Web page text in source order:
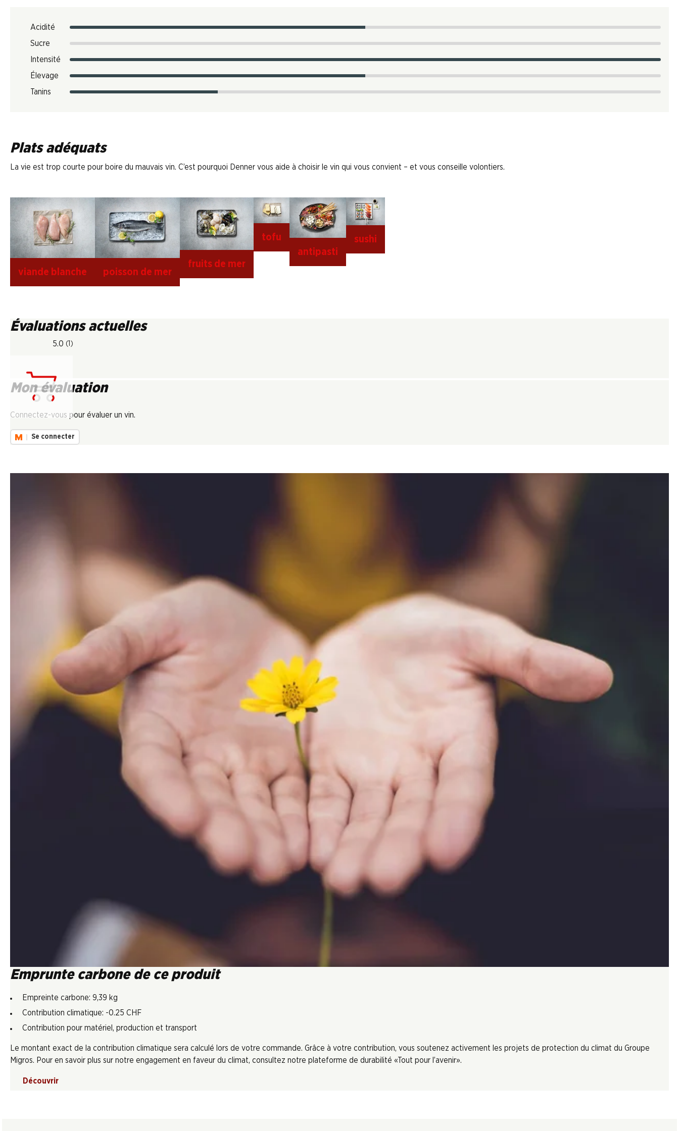
Acidité
Sucre
Intensité
Élevage
Tanins
Plats adéquats
La vie est trop courte pour boire du mauvais vin. C’est pourquoi Denner vous aide à choisir le vin qui vous convient – et vous conseille volontiers.
viande blanche poisson de mer
fruits de mer
tofu
antipasti
sushi
Évaluations actuelles
5.0 (1)
Mon évaluation
Connectez-vous pour évaluer un vin.
Se connecter
Emprunte carbone de ce produit
Empreinte carbone: 9,39 kg
Contribution climatique: -0.25 CHF
Contribution pour matériel, production et transport
Le montant exact de la contribution climatique sera calculé lors de votre commande. Grâce à votre contribution, vous soutenez activement les projets de protection du climat du Groupe
Migros. Pour en savoir plus sur notre engagement en faveur du climat, consultez notre plateforme de durabilité «Tout pour l’avenir».
Découvrir